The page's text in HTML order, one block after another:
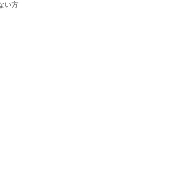
い方